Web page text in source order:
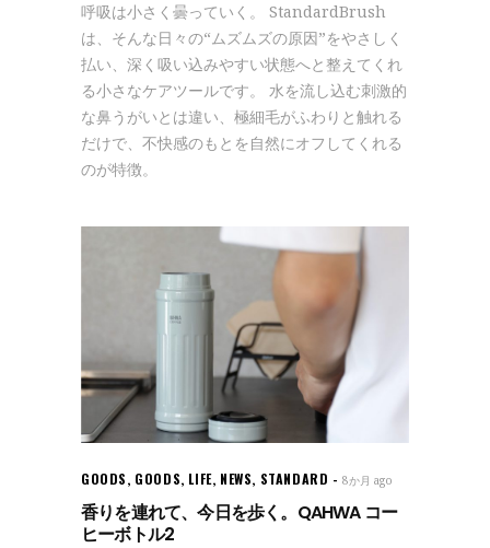
呼吸は小さく曇っていく。 StandardBrush
は、そんな日々の“ムズムズの原因”をやさしく
払い、深く吸い込みやすい状態へと整えてくれ
る小さなケアツールです。 水を流し込む刺激的
な鼻うがいとは違い、極細毛がふわりと触れる
だけで、不快感のもとを自然にオフしてくれる
のが特徴。
GOODS, GOODS, LIFE, NEWS, STANDARD 8か月 ago
香りを連れて、今日を歩く。QAHWA コー
ヒーボトル2